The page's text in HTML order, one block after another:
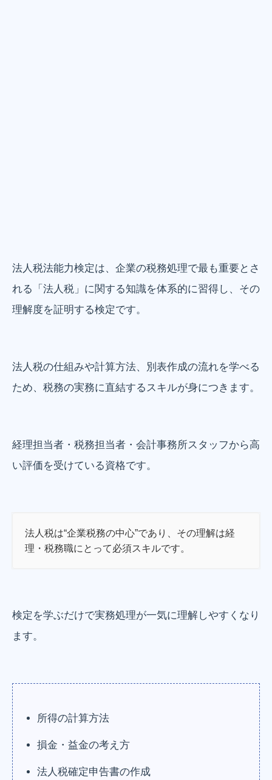
法人税法能力検定は、企業の税務処理で最も重要とさ
れる「法人税」に関する知識を体系的に習得し、その
理解度を証明する検定です。
法人税の仕組みや計算方法、別表作成の流れを学べる
ため、税務の実務に直結するスキルが身につきます。
経理担当者・税務担当者・会計事務所スタッフから高
い評価を受けている資格です。
法人税は“企業税務の中心”であり、その理解は経
理・税務職にとって必須スキルです。
検定を学ぶだけで実務処理が一気に理解しやすくなり
ます。
所得の計算方法
損金・益金の考え方
法人税確定申告書の作成